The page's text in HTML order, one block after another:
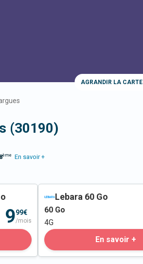
AGRANDIR LA CARTE
(30190)
ème En savoir +
999€
/mois
Lebara 60 Go
60 Go
4G
En savoir +